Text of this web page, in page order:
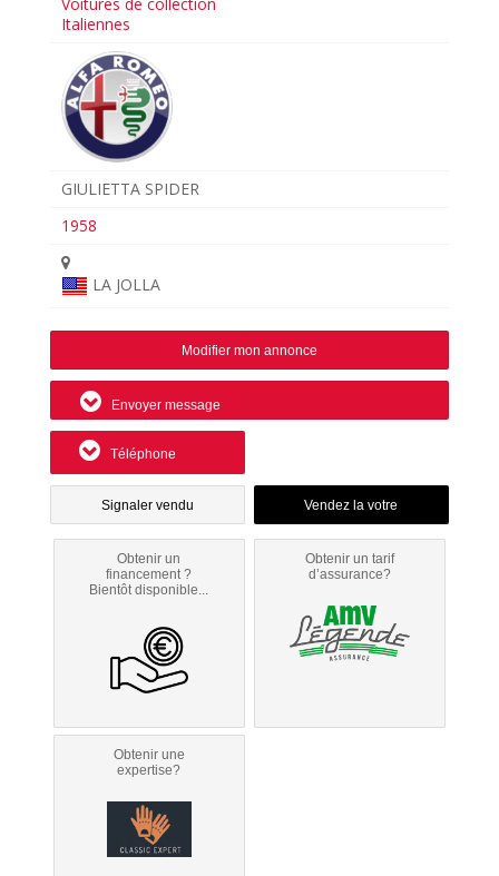
Voitures de collection
Italiennes
GIULIETTA SPIDER
1958
LA JOLLA
Modifier mon annonce
Envoyer message
Téléphone
Signaler vendu
Obtenir un
financement ?
Bientôt disponible...
Obtenir un tarif
d’assurance?
Obtenir une
expertise?